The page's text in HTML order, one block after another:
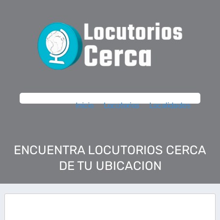
Inicio Locutorios Localidades
ENCUENTRA LOCUTORIOS CERCA
DE TU UBICACION